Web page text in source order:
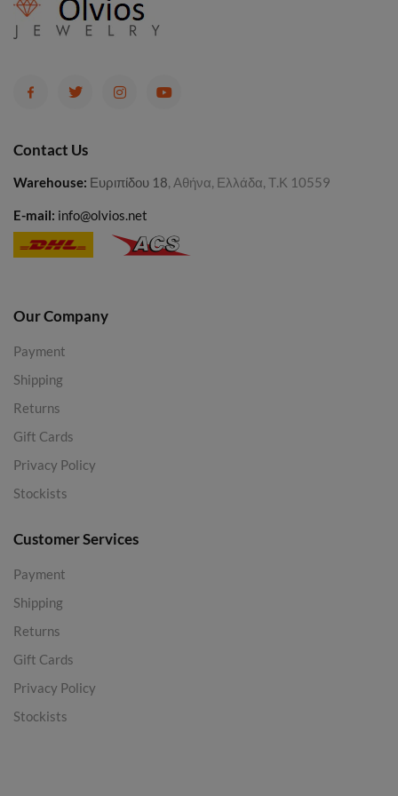
Contact Us
Warehouse: Ευριπίδου 18, Αθήνα, Ελλάδα, Τ.Κ 10559
E-mail: info@olvios.net
Our Company
Payment
Shipping
Returns
Gift Cards
Privacy Policy
Stockists
Customer Services
Payment
Shipping
Returns
Gift Cards
Privacy Policy
Stockists